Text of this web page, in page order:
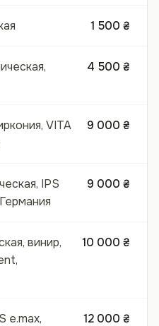
1 500 ₴
4 500 ₴
VITA
9 000 ₴
IPS
9 000 ₴
винир,
10 000 ₴
e.max,
12 000 ₴